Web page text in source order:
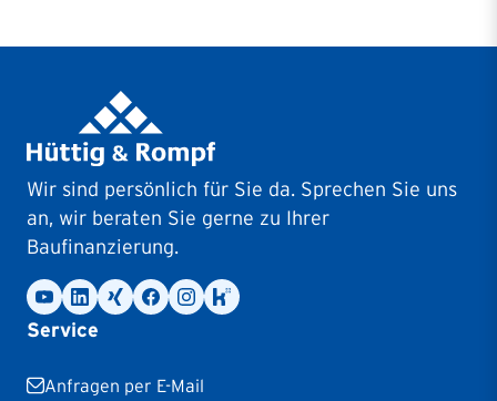
Wir sind persönlich für Sie da. Sprechen Sie uns
an, wir beraten Sie gerne zu Ihrer
Baufinanzierung.
Service
Anfragen per E-Mail